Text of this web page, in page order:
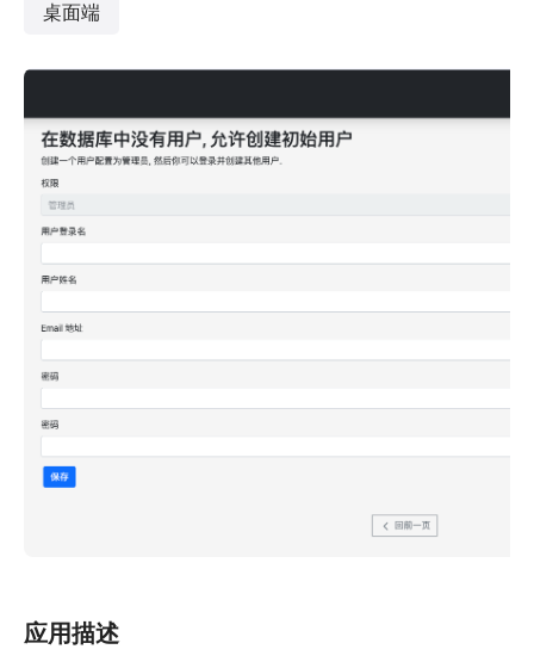
桌面端
应用描述